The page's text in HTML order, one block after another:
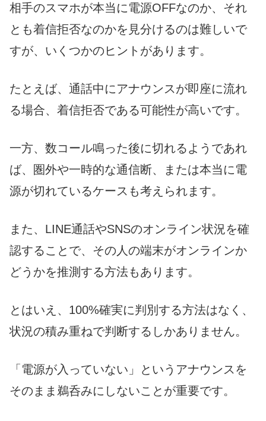
相手のスマホが本当に電源OFFなのか、それ
とも着信拒否なのかを見分けるのは難しいで
すが、いくつかのヒントがあります。
たとえば、通話中にアナウンスが即座に流れ
る場合、着信拒否である可能性が高いです。
一方、数コール鳴った後に切れるようであれ
ば、圏外や一時的な通信断、または本当に電
源が切れているケースも考えられます。
また、LINE通話やSNSのオンライン状況を確
認することで、その人の端末がオンラインか
どうかを推測する方法もあります。
とはいえ、100%確実に判別する方法はなく、
状況の積み重ねで判断するしかありません。
「電源が入っていない」というアナウンスを
そのまま鵜呑みにしないことが重要です。